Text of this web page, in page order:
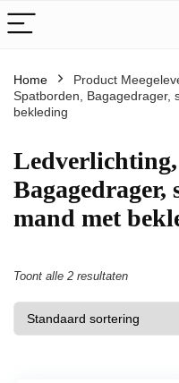
Home Product
Spatborden, Bagagedrager,
bekleding
Bagagedrager,
mand met
Toont alle 2 resultaten